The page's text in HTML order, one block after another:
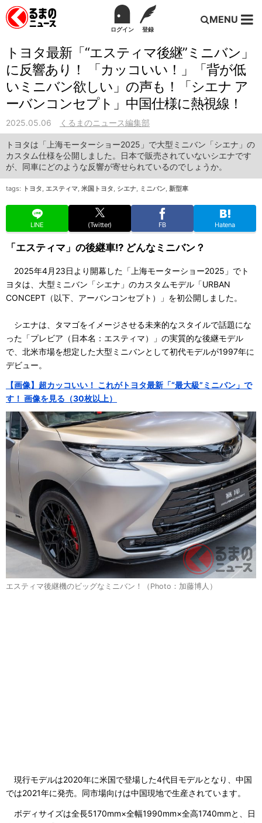
ログイン 登録
MENU
トヨタ最新「“エスティマ後継”ミニバン」
に反響あり！ 「カッコいい！」「背が低
いミニバン欲しい」の声も！「シエナ ア
ーバンコンセプト」中国仕様に熱視線！
2025.05.06 くるまのニュース編集部
トヨタは「上海モーターショー2025」で大型ミニバン「シエナ」の
カスタム仕様を公開しました。日本で販売されていないシエナです
が、同車にどのような反響が寄せられているのでしょうか。
tags: トヨタ, エスティマ, 米国トヨタ, シエナ, ミニバン, 新型車
LINE (Twitter) FB Hatena
「エスティマ」の後継車!? どんなミニバン？
2025年4月23日より開幕した「上海モーターショー2025」でト
ヨタは、大型ミニバン「シエナ」のカスタムモデル「URBAN
CONCEPT（以下、アーバンコンセプト）」を初公開しました。
シエナは、タマゴをイメージさせる未来的なスタイルで話題にな
った「プレビア（日本名：エスティマ）」の実質的な後継モデル
で、北米市場を想定した大型ミニバンとして初代モデルが1997年に
デビュー。
【画像】超カッコいい！ これがトヨタ最新「“最大級”ミニバン」で
す！ 画像を見る（30枚以上）
エスティマ後継機のビッグなミニバン！（Photo：加藤博人）
現行モデルは2020年に米国で登場した4代目モデルとなり、中国
では2021年に発売。同市場向けは中国現地で生産されています。
ボディサイズは全長5170mm×全幅1990mm×全高1740mmと、日